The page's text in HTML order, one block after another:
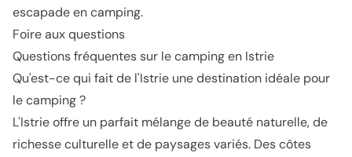
escapade en camping.
Foire aux questions
Questions fréquentes sur le camping en Istrie
Qu'est-ce qui fait de l'Istrie une destination idéale pour
le camping ?
L'Istrie offre un parfait mélange de beauté naturelle, de
richesse culturelle et de paysages variés. Des côtes